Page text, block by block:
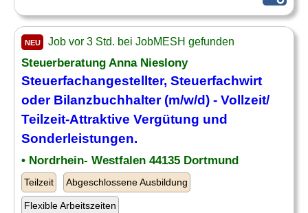
NEU Job vor 3 Std. bei JobMESH gefunden
Steuerberatung Anna Nieslony
Steuerfachangestellter, Steuerfachwirt
oder Bilanzbuchhalter (m/w/d) - Vollzeit/
Teilzeit-Attraktive Vergütung und
Sonderleistungen.
• Nordrhein- Westfalen 44135 Dortmund
Teilzeit Abgeschlossene Ausbildung
Flexible Arbeitszeiten